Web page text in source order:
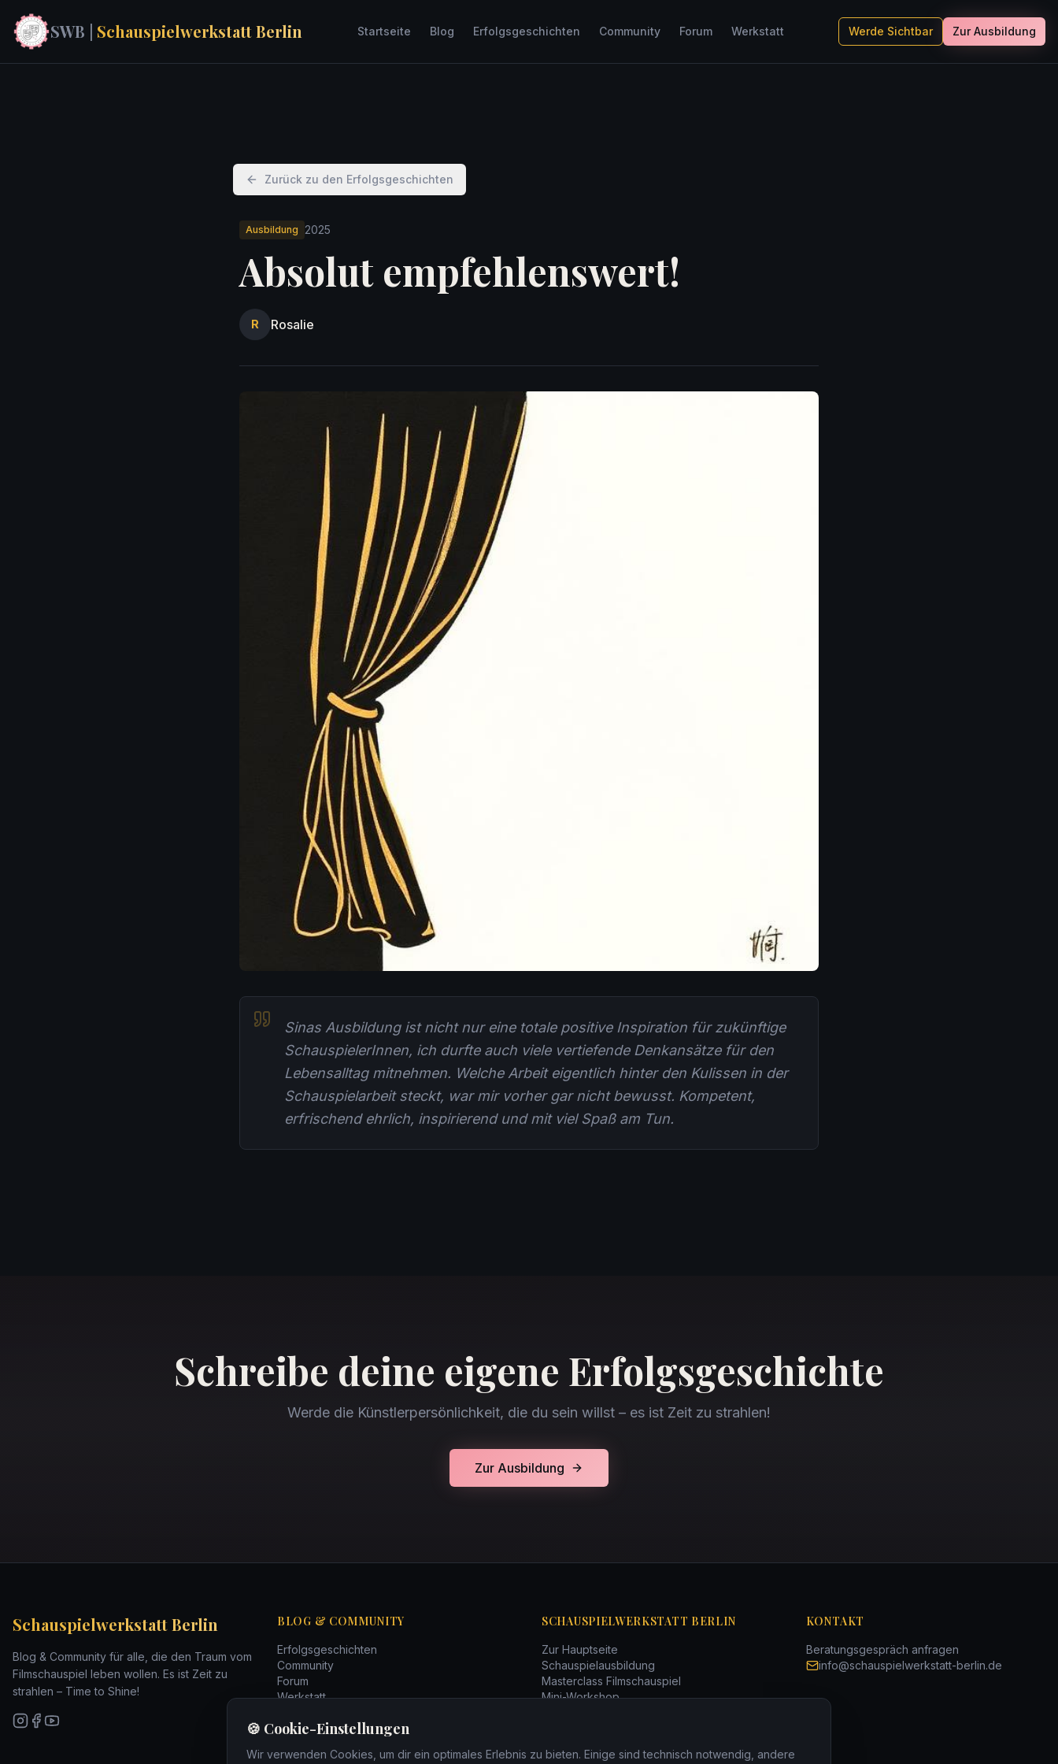
SWB | Schauspielwerkstatt Berlin Startseite Blog Erfolgsgeschichten Community Forum Werkstatt Werde Sichtbar Zur Ausbildung
Zurück zu den Erfolgsgeschichten
Ausbildung 2025
Absolut empfehlenswert!
R Rosalie
Sinas Ausbildung ist nicht nur eine totale positive Inspiration für zukünftige
SchauspielerInnen, ich durfte auch viele vertiefende Denkansätze für den
Lebensalltag mitnehmen. Welche Arbeit eigentlich hinter den Kulissen in der
Schauspielarbeit steckt, war mir vorher gar nicht bewusst. Kompetent,
erfrischend ehrlich, inspirierend und mit viel Spaß am Tun.
Schreibe deine eigene Erfolgsgeschichte
Werde die Künstlerpersönlichkeit, die du sein willst – es ist Zeit zu strahlen!
Zur Ausbildung
Schauspielwerkstatt Berlin
Blog & Community für alle, die den Traum vom
Filmschauspiel leben wollen. Es ist Zeit zu
strahlen – Time to Shine!
BLOG & COMMUNITY
Erfolgsgeschichten
Community
Forum
Werkstatt
Deine Story teilen
SCHAUSPIELWERKSTATT BERLIN
Zur Hauptseite
Schauspielausbildung
Masterclass Filmschauspiel
Mini-Workshop
KONTAKT
Beratungsgespräch anfragen
info@schauspielwerkstatt-berlin.de
🍪 Cookie-Einstellungen
Wir verwenden Cookies, um dir ein optimales Erlebnis zu bieten. Einige sind technisch notwendig, andere